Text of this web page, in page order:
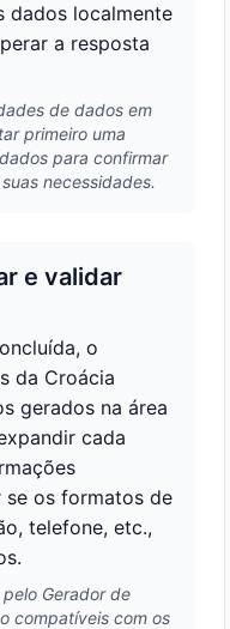
dados localmente
a resposta
de dados em
primeiro uma
para confirmar
necessidades.
e validar
o
da Croácia
gerados na área
cada
os formatos de
telefone, etc.,
Gerador de
compatíveis com os